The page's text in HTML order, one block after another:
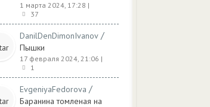
1 марта 2024, 17:28 |
37
DanilDenDimonIvanov /
Пышки
17 февраля 2024, 21:06 |
1
EvgeniyaFedorova /
Баранина томленая на